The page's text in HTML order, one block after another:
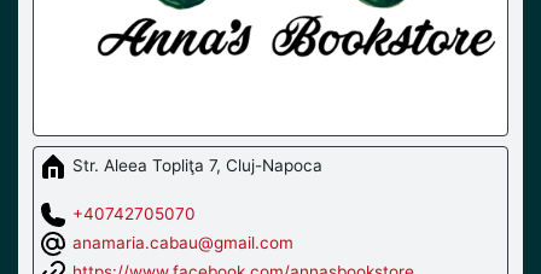
Str. Aleea Topliţa 7, Cluj-Napoca
+40742705070
anamaria.cabau@gmail.com